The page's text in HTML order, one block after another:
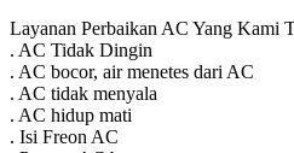
Layanan Perbaikan AC Yang Kami
. AC Tidak Dingin
. AC bocor, air menetes dari AC
. AC tidak menyala
. AC hidup mati
. Isi Freon AC